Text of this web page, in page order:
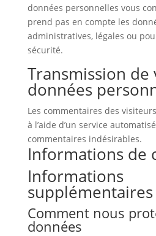
données personnelles vous
prend pas en compte les
administratives, légales ou
sécurité.
Transmission de
données
Les commentaires des
à l’aide d’un service
commentaires indésirables.
Informations de
Informations
supplémentaires
Comment nous
données